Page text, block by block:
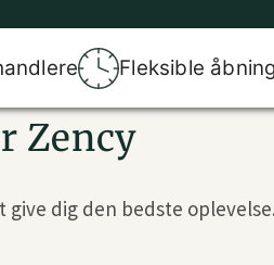
Fleksible
Zency
give dig den bedste oplevelse.